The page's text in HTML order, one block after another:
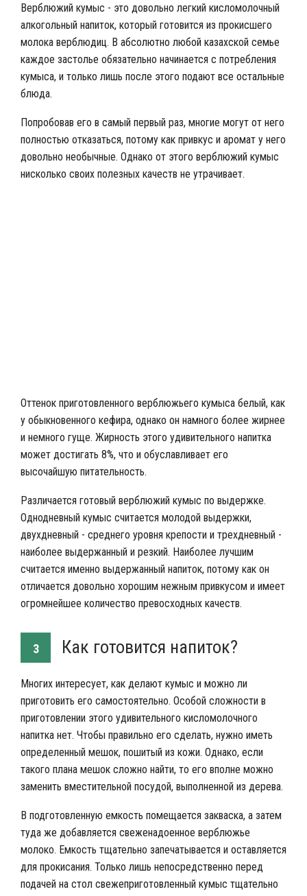
Верблюжий кумыс - это довольно легкий кисломолочный
алкогольный напиток, который готовится из прокисшего
молока верблюдиц. В абсолютно любой казахской семье
каждое застолье обязательно начинается с потребления
кумыса, и только лишь после этого подают все остальные
блюда.
Попробовав его в самый первый раз, многие могут от него
полностью отказаться, потому как привкус и аромат у него
довольно необычные. Однако от этого верблюжий кумыс
нисколько своих полезных качеств не утрачивает.
Оттенок приготовленного верблюжьего кумыса белый, как
у обыкновенного кефира, однако он намного более жирнее
и немного гуще. Жирность этого удивительного напитка
может достигать 8%, что и обуславливает его
высочайшую питательность.
Различается готовый верблюжий кумыс по выдержке.
Однодневный кумыс считается молодой выдержки,
двухдневный - среднего уровня крепости и трехдневный -
наиболее выдержанный и резкий. Наиболее лучшим
считается именно выдержанный напиток, потому как он
отличается довольно хорошим нежным привкусом и имеет
огромнейшее количество превосходных качеств.
3 Как готовится напиток?
Многих интересует, как делают кумыс и можно ли
приготовить его самостоятельно. Особой сложности в
приготовлении этого удивительного кисломолочного
напитка нет. Чтобы правильно его сделать, нужно иметь
определенный мешок, пошитый из кожи. Однако, если
такого плана мешок сложно найти, то его вполне можно
заменить вместительной посудой, выполненной из дерева.
В подготовленную емкость помещается закваска, а затем
туда же добавляется свеженадоенное верблюжье
молоко. Емкость тщательно запечатывается и оставляется
для прокисания. Только лишь непосредственно перед
подачей на стол свежеприготовленный кумыс тщательно